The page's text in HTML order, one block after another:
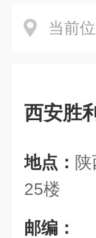
当前位
西安胜
地点：
25楼
邮编：